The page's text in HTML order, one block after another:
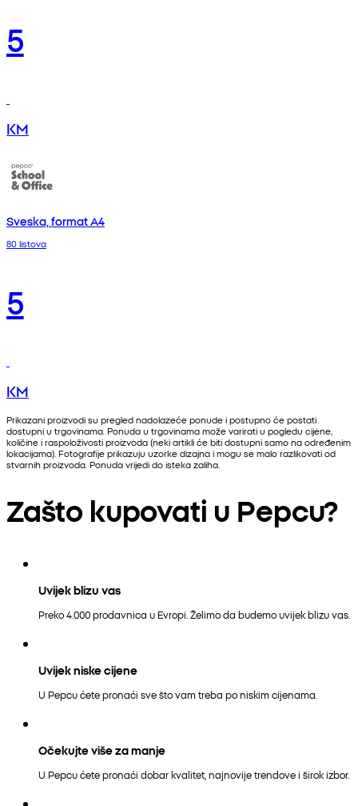
5
KM
Sveska, format A4
80 listova
5
KM
Prikazani proizvodi su pregled nadolazeće ponude i postupno će postati
dostupni u trgovinama. Ponuda u trgovinama može varirati u pogledu cijene,
količine i raspoloživosti proizvoda (neki artikli će biti dostupni samo na određenim
lokacijama). Fotografije prikazuju uzorke dizajna i mogu se malo razlikovati od
stvarnih proizvoda. Ponuda vrijedi do isteka zaliha.
Zašto kupovati u Pepcu?
Uvijek blizu vas
Preko 4.000 prodavnica u Evropi. Želimo da budemo uvijek blizu vas.
Uvijek niske cijene
U Pepcu ćete pronaći sve što vam treba po niskim cijenama.
Očekujte više za manje
U Pepcu ćete pronaći dobar kvalitet, najnovije trendove i širok izbor.